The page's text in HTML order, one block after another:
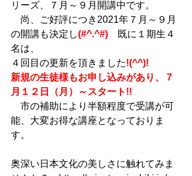
リーズ、７月～９月開講中です。
尚、ご好評につき2021年７月～９月
の開講も決定し(#^.^#)
既に１期生４
名は、
４回目の更新を頂きました!(^^)!
新規の生徒様もお申し込みがあり、７
月１２日（月）～スタート!!
市の補助により半額程度で受講が可
能、大変お得な講座となっておりま
す。
奥深い日本文化の美しさに触れてみま